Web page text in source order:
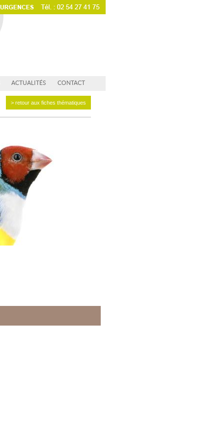
ACTUALITÉS CONTACT
> retour aux fiches thématiques